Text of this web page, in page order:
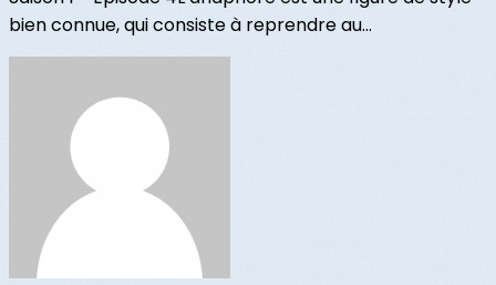
bien connue, qui consiste à reprendre au...